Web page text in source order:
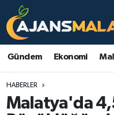
Gündem Ekonomi
HABERLER
Malatya'da
Asayiş
Eğitim
Ekonomi
Malatya Nöbetçi
Malatya Namaz
Malatya Trafik